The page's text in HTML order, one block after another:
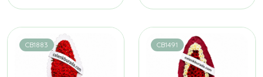
CB1883 CB1491